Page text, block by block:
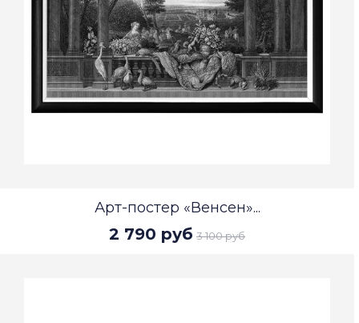
Арт-постер «Венсен»...
2 790 руб 3 100 руб